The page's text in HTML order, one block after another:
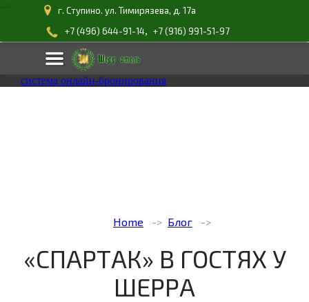
г. Ступино. ул. Тимирязева, д. 17а
+7 (496) 644-91-14, +7 (916) 991-51-97
система онлайн-бронирования
Home Блог
«СПАРТАК» В ГОСТЯХ У
ШЕРРА